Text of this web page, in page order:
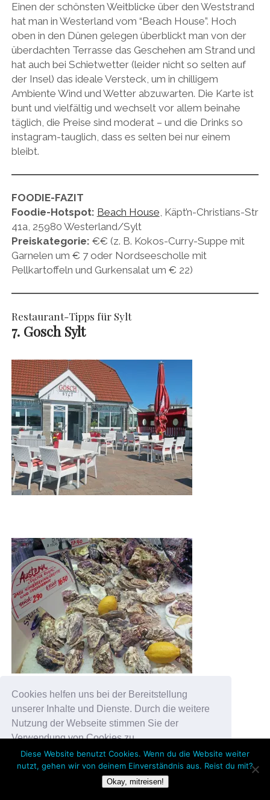
Cookies helfen uns bei der Bereitstellung
unserer Inhalte und Dienste. Durch die weitere
Nutzung der Webseite stimmen Sie der
Verwendung von Cookies zu.
Okay!
Einen der schönsten Weitblicke über den Weststrand
hat man in Westerland vom “Beach House”. Hoch
oben in den Dünen gelegen überblickt man von der
überdachten Terrasse das Geschehen am Strand und
hat auch bei Schietwetter (leider nicht so selten auf
der Insel) das ideale Versteck, um in chilligem
Ambiente Wind und Wetter abzuwarten. Die Karte ist
bunt und vielfältig und wechselt vor allem beinahe
täglich, die Preise sind moderat – und die Drinks so
instagram-tauglich, dass es selten bei nur einem
bleibt.
FOODIE-FAZIT
Foodie-Hotspot: Beach House, Käpt’n-Christians-Str
41a, 25980 Westerland/Sylt
Preiskategorie: €€ (z. B. Kokos-Curry-Suppe mit
Garnelen um € 7 oder Nordseescholle mit
Pellkartoffeln und Gurkensalat um € 22)
Restaurant-Tipps für Sylt
7. Gosch Sylt
Diese Website benutzt Cookies. Wenn du die Website weiter
nutzt, gehen wir von deinem Einverständnis aus. Reist du mit?
Okay, mitreisen!